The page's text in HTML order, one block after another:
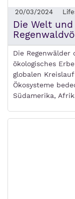
20/03/2024
Die Welt
Die
ökologisches
globalen
Ökosysteme
Südamerika,